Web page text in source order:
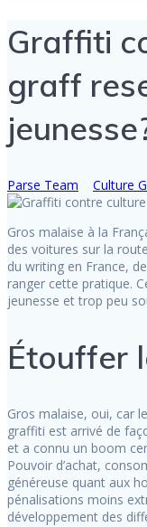
Graffiti
graff
Parse Team Culture
Gros malaise à la
des voitures sur la
du writing en France,
ranger cette pratique.
jeunesse et trop peu
Étouffer
Gros malaise, oui, car
graffiti est arrivé de
et a connu un boom
Pouvoir d’achat,
généreuse quant aux
pénalisations moins
développement des